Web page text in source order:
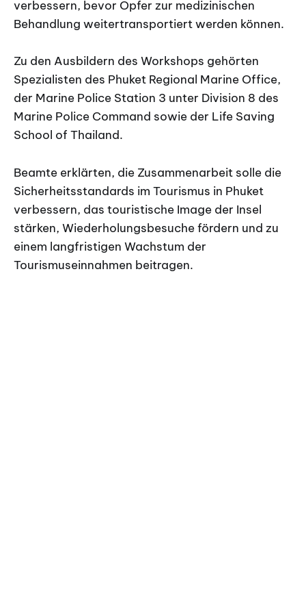
verbessern, bevor Opfer zur medizinischen
Behandlung weitertransportiert werden können.
Zu den Ausbildern des Workshops gehörten
Spezialisten des Phuket Regional Marine Office,
der Marine Police Station 3 unter Division 8 des
Marine Police Command sowie der Life Saving
School of Thailand.
Beamte erklärten, die Zusammenarbeit solle die
Sicherheitsstandards im Tourismus in Phuket
verbessern, das touristische Image der Insel
stärken, Wiederholungsbesuche fördern und zu
einem langfristigen Wachstum der
Tourismuseinnahmen beitragen.